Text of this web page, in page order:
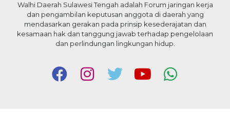
Walhi Daerah Sulawesi Tengah adalah Forum jaringan kerja
dan pengambilan keputusan anggota di daerah yang
mendasarkan gerakan pada prinsip kesederajatan dan
kesamaan hak dan tanggung jawab terhadap pengelolaan
dan perlindungan lingkungan hidup.